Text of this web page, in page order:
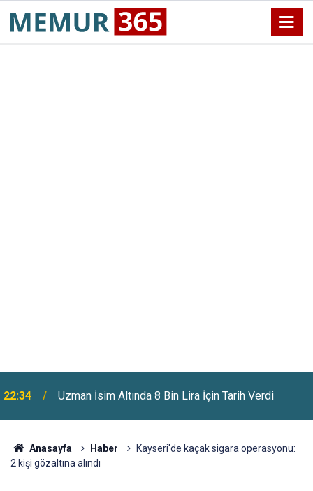
22:07
Benzine Bir Zam Daha Geliyor: Pazartesi Gecesi
Fiyatlar Değişecek
Anasayfa Haber
Kayseri'de kaçak sigara operasyonu:
2 kişi gözaltına alındı